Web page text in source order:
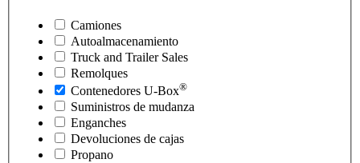
Camiones
Autoalmacenamiento
Truck and Trailer Sales
Remolques
Contenedores U-Box®
Suministros de mudanza
Enganches
Devoluciones de cajas
Propano